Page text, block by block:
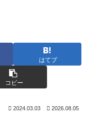
はてブ
コピー
2024.03.03 2026.08.05